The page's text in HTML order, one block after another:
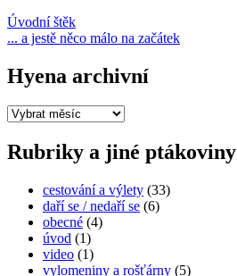
Úvodní štěk
... a jestě něco málo na začátek
Hyena archivní
Hyena
Rubriky a jiné ptákoviny
cestování a výlety (33)
daří se / nedaří se (6)
obecné (4)
úvod (1)
video (1)
vylomeniny a rošťárny (5)